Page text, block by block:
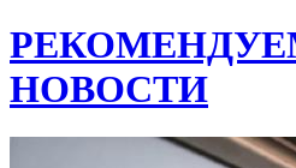
НОВОСТИ